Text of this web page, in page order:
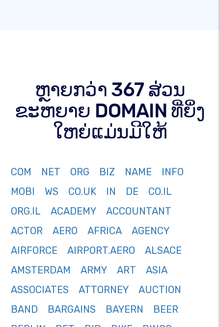
ຫຼາຍກວ່າ 367 ສ່ວນ
ຂະຫຍາຍ DOMAIN ທີ່ຍິ່ງ
ໃຫຍ່ແມ່ນມີໃຫ້
COM NET ORG BIZ NAME
INFO
MOBI
WS CO.UK IN DE
CO.IL
ORG.IL
ACADEMY
ACCOUNTANT
ACTOR
AERO AFRICA
AGENCY
AIRFORCE
AIRPORT.AERO
ALSACE
AMSTERDAM
ARMY ART
ASIA
ASSOCIATES
ATTORNEY
AUCTION
BAND
BARGAINS BAYERN
BEER